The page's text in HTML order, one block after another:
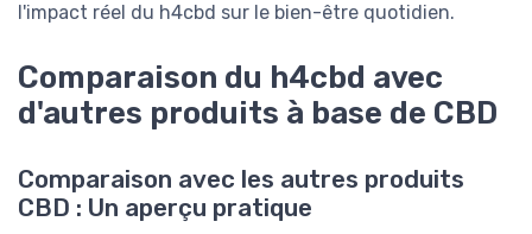
l'impact réel du h4cbd sur le bien-être quotidien.
Comparaison du h4cbd avec
d'autres produits à base de CBD
Comparaison avec les autres produits
CBD : Un aperçu pratique